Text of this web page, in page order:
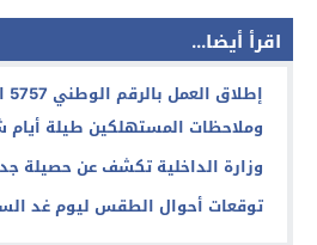
اقرأ أيضا...
وملاحظات المستهلكين طيلة أيام
وزارة الداخلية تكشف عن حصيلة
توقعات أحوال الطقس ليوم غد